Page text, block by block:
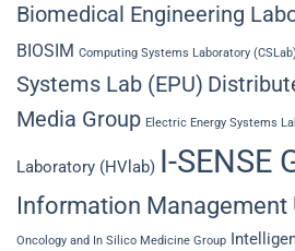
Biomedical Engineering
BIOSIM Computing Systems Laboratory (CSLab)
Systems Lab (EPU)
Media Group Electric Energy Systems
Laboratory (HVlab) I-SENSE
Information Management
Oncology and In Silico Medicine Group